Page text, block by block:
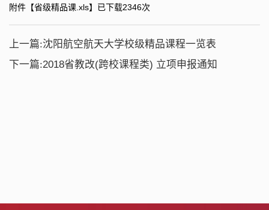
附件【省级精品课.xls】已下载2346次
上一篇:沈阳航空航天大学校级精品课程一览表
下一篇:2018省教改(跨校课程类) 立项申报通知